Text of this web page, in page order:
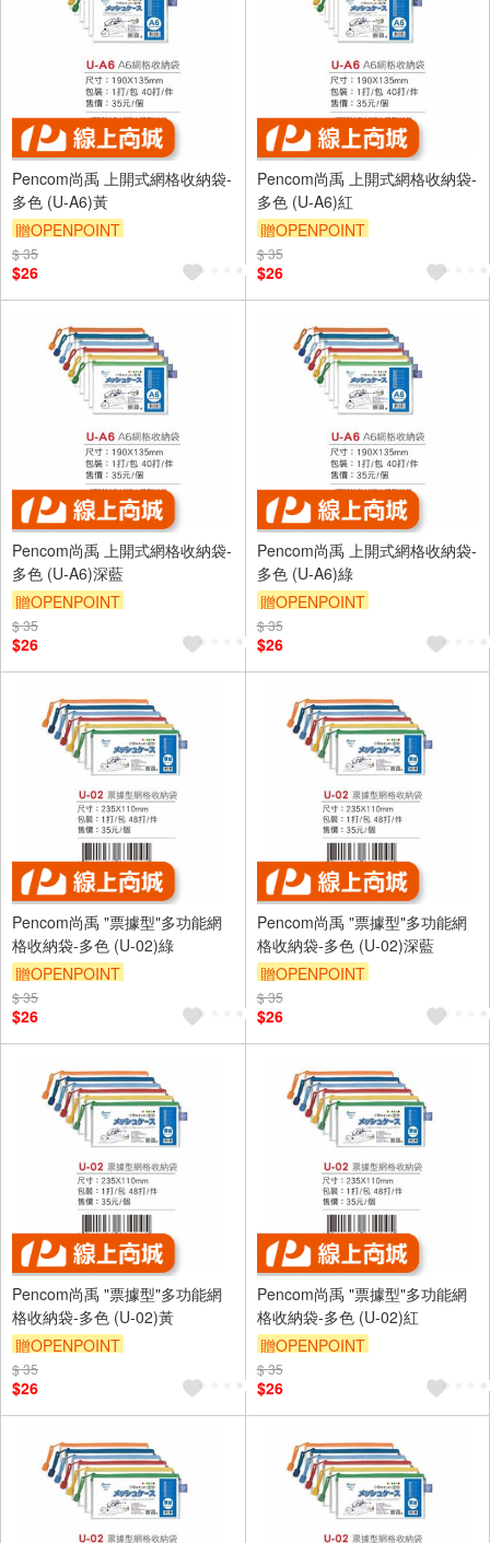
Pencom尚禹 上開式網格收納袋-
多色 (U-A6)黃
贈OPENPOINT
$ 35
$26
Pencom尚禹 上開式網格收納袋-
多色 (U-A6)紅
贈OPENPOINT
$ 35
$26
Pencom尚禹 上開式網格收納袋-
多色 (U-A6)深藍
贈OPENPOINT
$ 35
$26
Pencom尚禹 上開式網格收納袋-
多色 (U-A6)綠
贈OPENPOINT
$ 35
$26
Pencom尚禹 "票據型"多功能網
格收納袋-多色 (U-02)綠
贈OPENPOINT
$ 35
$26
Pencom尚禹 "票據型"多功能網
格收納袋-多色 (U-02)深藍
贈OPENPOINT
$ 35
$26
Pencom尚禹 "票據型"多功能網
格收納袋-多色 (U-02)黃
贈OPENPOINT
$ 35
$26
Pencom尚禹 "票據型"多功能網
格收納袋-多色 (U-02)紅
贈OPENPOINT
$ 35
$26